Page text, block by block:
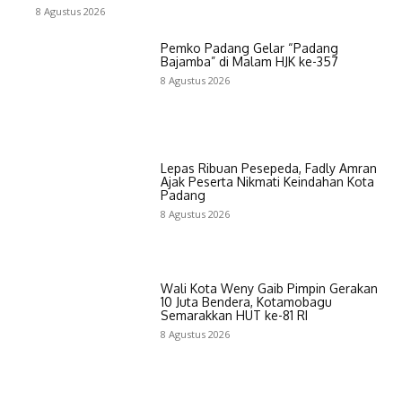
8 Agustus 2026
Pemko Padang Gelar “Padang
Bajamba” di Malam HJK ke-357
8 Agustus 2026
Lepas Ribuan Pesepeda, Fadly Amran
Ajak Peserta Nikmati Keindahan Kota
Padang
8 Agustus 2026
Wali Kota Weny Gaib Pimpin Gerakan
10 Juta Bendera, Kotamobagu
Semarakkan HUT ke-81 RI
8 Agustus 2026